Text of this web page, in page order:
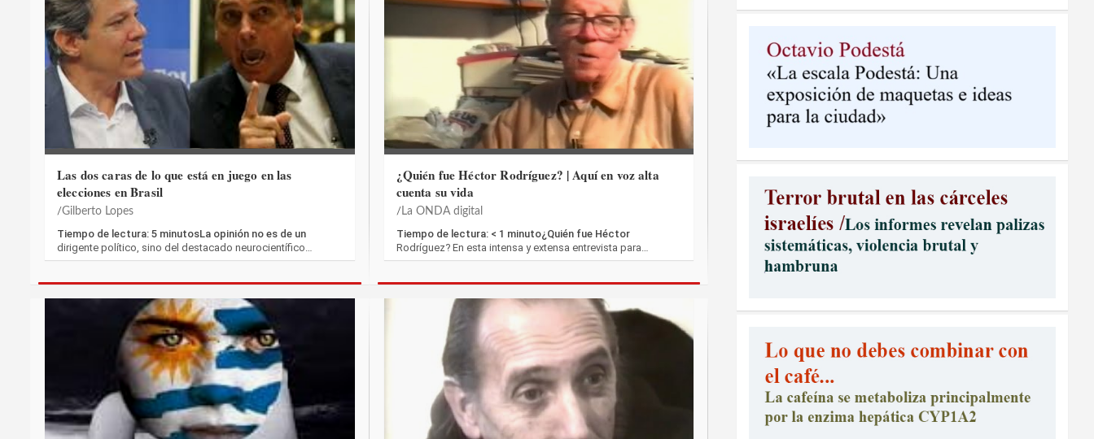
Las dos caras de lo que está en juego en las
elecciones en Brasil
Gilberto Lopes
Tiempo de lectura: 5 minutosLa opinión no es de un
dirigente político, sino del destacado neurocientífico…
¿Quién fue Héctor Rodríguez? | Aquí en voz alta
cuenta su vida
La ONDA digital
Tiempo de lectura: < 1 minuto¿Quién fue Héctor
Rodríguez? En esta intensa y extensa entrevista para…